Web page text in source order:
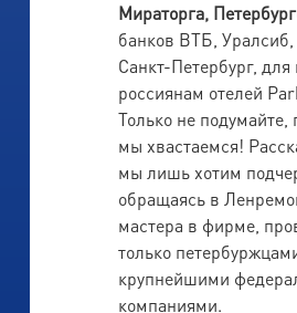
Мираторга,
банков ВТБ,
Санкт-Петербург,
россиянам отелей
Только не подумайте,
мы хвастаемся!
мы лишь хотим
обращаясь в
мастера в фирме,
только
крупнейшими
компаниями.